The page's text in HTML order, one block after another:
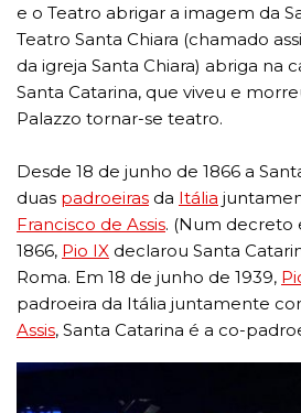
e o Teatro abrigar a imagem da
Teatro Santa Chiara (chamado
da igreja Santa Chiara) abriga na
Santa Catarina, que viveu e
Palazzo tornar-se teatro.
Desde 18 de junho de 1866 a
duas padroeiras da Itália
Francisco de Assis. (Num decreto
1866, Pio IX declarou Santa
Roma. Em 18 de junho de 1939,
padroeira da Itália juntamente
Assis, Santa Catarina é a co-